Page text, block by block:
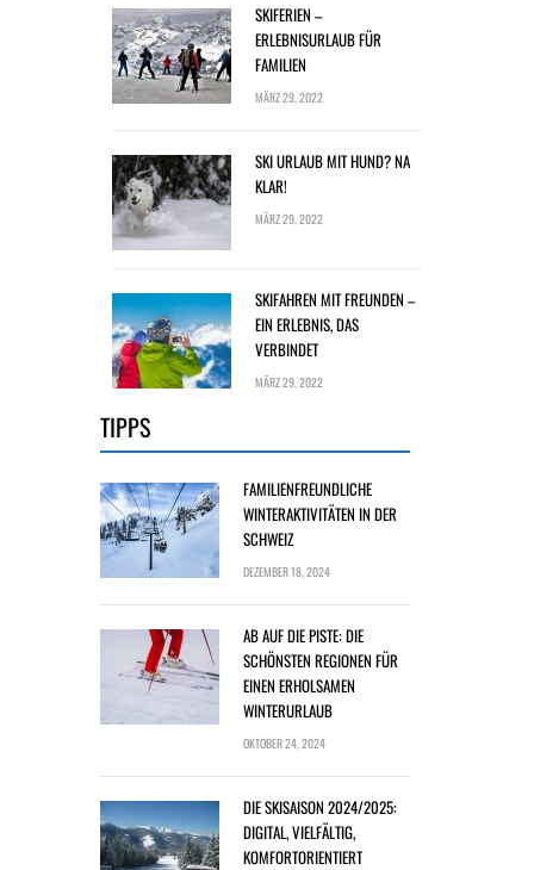
SKIFERIEN –
ERLEBNISURLAUB FÜR
FAMILIEN
MÄRZ 29, 2022
SKI URLAUB MIT HUND? NA
KLAR!
MÄRZ 29, 2022
SKIFAHREN MIT FREUNDEN –
EIN ERLEBNIS, DAS
VERBINDET
MÄRZ 29, 2022
TIPPS
FAMILIENFREUNDLICHE
WINTERAKTIVITÄTEN IN DER
SCHWEIZ
DEZEMBER 18, 2024
AB AUF DIE PISTE: DIE
SCHÖNSTEN REGIONEN FÜR
EINEN ERHOLSAMEN
WINTERURLAUB
OKTOBER 24, 2024
DIE SKISAISON 2024/2025:
DIGITAL, VIELFÄLTIG,
KOMFORTORIENTIERT